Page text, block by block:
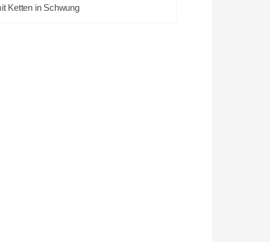
Ketten in Schwung